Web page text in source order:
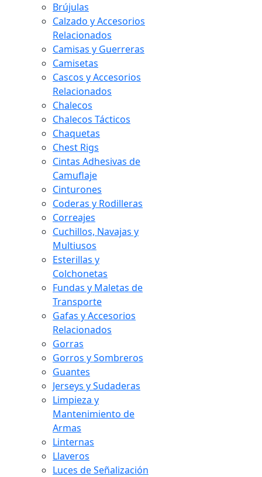
Brújulas
Calzado y Accesorios
Relacionados
Camisas y Guerreras
Camisetas
Cascos y Accesorios
Relacionados
Chalecos
Chalecos Tácticos
Chaquetas
Chest Rigs
Cintas Adhesivas de
Camuflaje
Cinturones
Coderas y Rodilleras
Correajes
Cuchillos, Navajas y
Multiusos
Esterillas y
Colchonetas
Fundas y Maletas de
Transporte
Gafas y Accesorios
Relacionados
Gorras
Gorros y Sombreros
Guantes
Jerseys y Sudaderas
Limpieza y
Mantenimiento de
Armas
Linternas
Llaveros
Luces de Señalización